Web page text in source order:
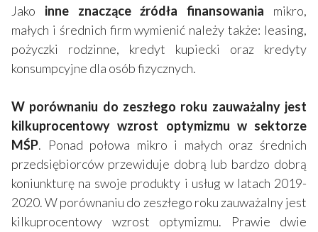
Jako inne znaczące źródła finansowania mikro,
małych i średnich firm wymienić należy także: leasing,
pożyczki rodzinne, kredyt kupiecki oraz kredyty
konsumpcyjne dla osób fizycznych.
W porównaniu do zeszłego roku zauważalny jest
kilkuprocentowy wzrost optymizmu w sektorze
MŚP. Ponad połowa mikro i małych oraz średnich
przedsiębiorców przewiduje dobrą lub bardzo dobrą
koniunkturę na swoje produkty i usług w latach 2019-
2020. W porównaniu do zeszłego roku zauważalny jest
kilkuprocentowy wzrost optymizmu. Prawie dwie